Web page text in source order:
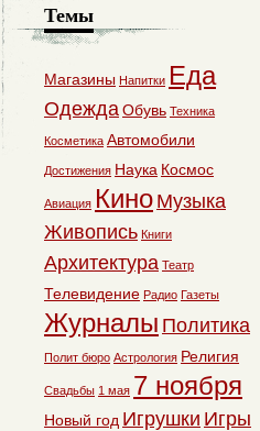
Темы
Магазины Напитки Еда
ОдеждаОбувь Техника
Косметика Автомобили
Достижения Наука Космос
Авиация Кино Музыка
Живопись Книги
Архитектура Театр
Телевидение Радио Газеты
Журналы Политика
Полит бюро Астрология Религия
Свадьбы 1 мая 7 ноября
Новый год Игрушки Игры